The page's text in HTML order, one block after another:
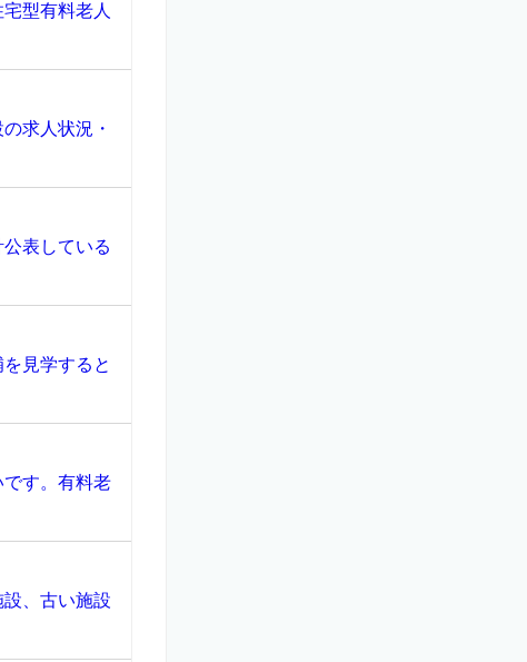
型有料老人
求人状況・
表している
見学すると
す。有料老
、古い施設